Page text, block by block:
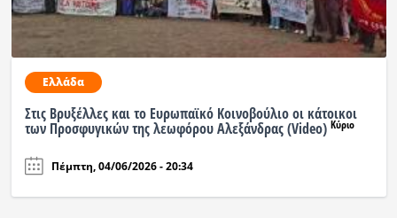
Ελλάδα
Στις Βρυξέλλες και το Ευρωπαϊκό Κοινοβούλιο οι κάτοικοι
των Προσφυγικών της λεωφόρου Αλεξάνδρας (Video) Κύριο
Πέμπτη, 04/06/2026 - 20:34